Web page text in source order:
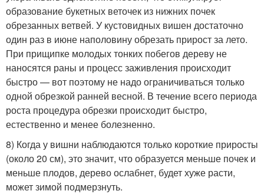
образование букетных веточек из нижних почек
обрезанных ветвей. У кустовидных вишен достаточно
один раз в июне наполовину обрезать прирост за лето.
При прищипке молодых тонких побегов дереву не
наносятся раны и процесс заживления происходит
быстро — вот поэтому не надо ограничиваться только
одной обрезкой ранней весной. В течение всего периода
роста процедура обрезки происходит быстро,
естественно и менее болезненно.
8) Когда у вишни наблюдаются только короткие приросты
(около 20 см), это значит, что образуется меньше почек и
меньше плодов, дерево ослабнет, будет хуже расти,
может зимой подмерзнуть.